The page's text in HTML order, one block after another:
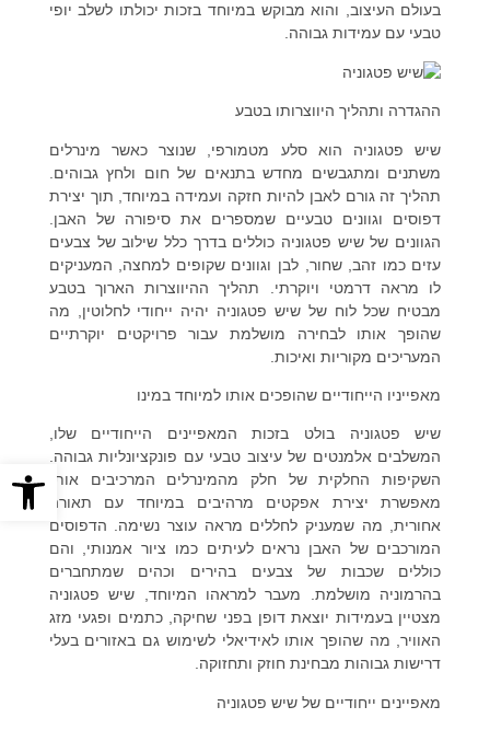
בעולם העיצוב, והוא מבוקש במיוחד בזכות יכולתו לשלב יופי
טבעי עם עמידות גבוהה.
ההגדרה ותהליך היווצרותו בטבע
שיש פטגוניה הוא סלע מטמורפי, שנוצר כאשר מינרלים
משתנים ומתגבשים מחדש בתנאים של חום ולחץ גבוהים.
תהליך זה גורם לאבן להיות חזקה ועמידה במיוחד, תוך יצירת
דפוסים וגוונים טבעיים שמספרים את סיפורה של האבן.
הגוונים של שיש פטגוניה כוללים בדרך כלל שילוב של צבעים
עזים כמו זהב, שחור, לבן וגוונים שקופים למחצה, המעניקים
לו מראה דרמטי ויוקרתי. תהליך ההיווצרות הארוך בטבע
מבטיח שכל לוח של שיש פטגוניה יהיה ייחודי לחלוטין, מה
שהופך אותו לבחירה מושלמת עבור פרויקטים יוקרתיים
המעריכים מקוריות ואיכות.
מאפייניו הייחודיים שהופכים אותו למיוחד במינו
שיש פטגוניה בולט בזכות המאפיינים הייחודיים שלו,
המשלבים אלמנטים של עיצוב טבעי עם פונקציונליות גבוהה.
השקיפות החלקית של חלק מהמינרלים המרכיבים אותו
מאפשרת יצירת אפקטים מרהיבים במיוחד עם תאורה
אחורית, מה שמעניק לחללים מראה עוצר נשימה. הדפוסים
המורכבים של האבן נראים לעיתים כמו ציור אמנותי, והם
כוללים שכבות של צבעים בהירים וכהים שמתחברים
בהרמוניה מושלמת. מעבר למראהו המיוחד, שיש פטגוניה
מצטיין בעמידות יוצאת דופן בפני שחיקה, כתמים ופגעי מזג
האוויר, מה שהופך אותו לאידיאלי לשימוש גם באזורים בעלי
דרישות גבוהות מבחינת חוזק ותחזוקה.
מאפיינים ייחודיים של שיש פטגוניה
פתח